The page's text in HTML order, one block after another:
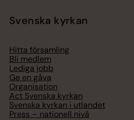
Svenska kyrkan
Hitta församling
Bli medlem
Lediga jobb
Ge en gåva
Organisation
Act Svenska kyrkan
Svenska kyrkan i utlandet
Press – nationell nivå